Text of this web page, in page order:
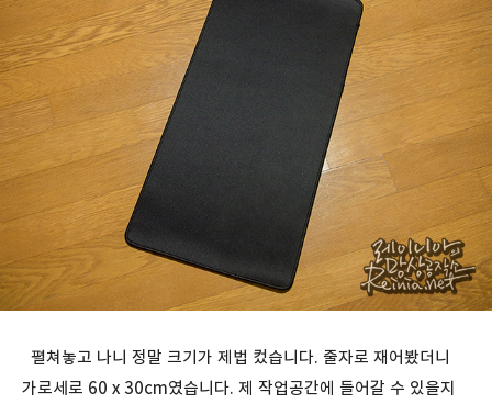
펼쳐놓고 나니 정말 크기가 제법 컸습니다. 줄자로 재어봤더니
가로세로 60 x 30cm였습니다. 제 작업공간에 들어갈 수 있을지